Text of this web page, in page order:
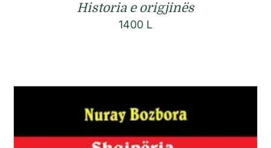
Historia e origjinës
1400 L